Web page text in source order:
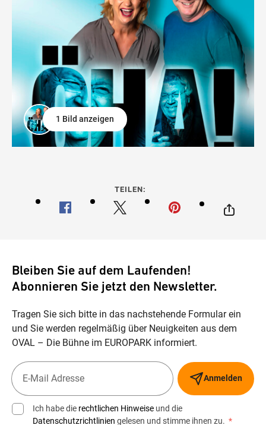
1 Bild anzeigen
TEILEN:
Bleiben Sie auf dem Laufenden!
Abonnieren Sie jetzt den Newsletter.
Tragen Sie sich bitte in das nachstehende Formular ein
und Sie werden regelmäßig über Neuigkeiten aus dem
OVAL – Die Bühne im EUROPARK informiert.
Anmelden
Ich habe die rechtlichen Hinweise und die
Datenschutzrichtlinien gelesen und stimme ihnen zu. *